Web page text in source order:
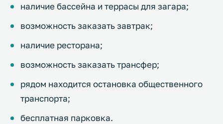
наличие бассейна и террасы для загара;
возможность заказать завтрак;
наличие ресторана;
возможность заказать трансфер;
рядом находится остановка общественного
транспорта;
бесплатная парковка.